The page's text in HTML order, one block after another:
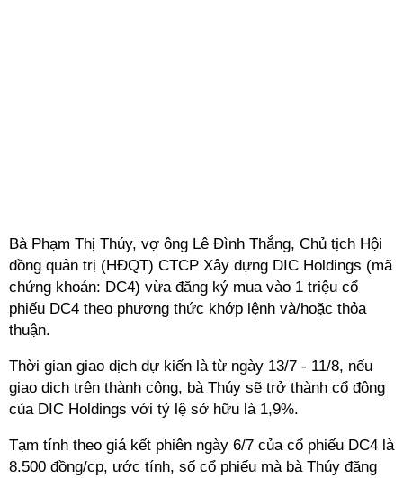
Bà Phạm Thị Thúy, vợ ông Lê Đình Thắng, Chủ tịch Hội
đồng quản trị (HĐQT) CTCP Xây dựng DIC Holdings (mã
chứng khoán: DC4) vừa đăng ký mua vào 1 triệu cổ
phiếu DC4 theo phương thức khớp lệnh và/hoặc thỏa
thuận.
Thời gian giao dịch dự kiến là từ ngày 13/7 - 11/8, nếu
giao dịch trên thành công, bà Thúy sẽ trở thành cổ đông
của DIC Holdings với tỷ lệ sở hữu là 1,9%.
Tạm tính theo giá kết phiên ngày 6/7 của cổ phiếu DC4 là
8.500 đồng/cp, ước tính, số cổ phiếu mà bà Thúy đăng